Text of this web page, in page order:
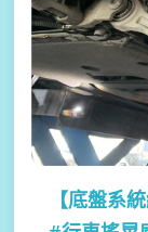
【底盤系